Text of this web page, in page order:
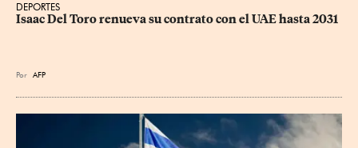
DEPORTES
Isaac Del Toro renueva su contrato con el UAE hasta 2031
Por AFP